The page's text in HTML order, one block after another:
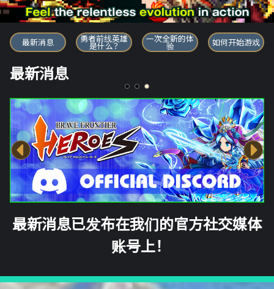
勇者前线英雄
最新消息 勇者前线英雄
是什么？
一次全新的体
验 如何开始游戏
最新消息
最新消息已发布在我们的官方社交媒体
账号上！